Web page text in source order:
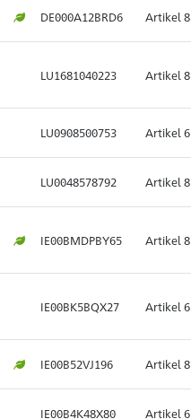
DE000A12BRD6 Artikel 8
LU1681040223 Artikel 8
LU0908500753 Artikel 6
LU0048578792 Artikel 8
IE00BMDPBY65 Artikel 8
IE00BK5BQX27 Artikel 6
IE00B52VJ196 Artikel 8
IE00B4K48X80 Artikel 6